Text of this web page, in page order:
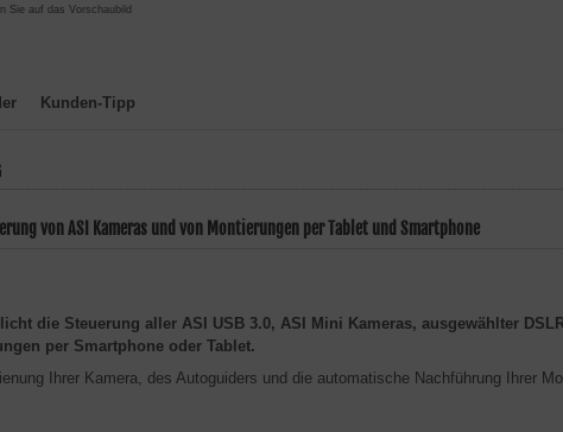
Sie auf das Vorschaubild
Kunden-Tipp
von ASI Kameras und von Montierungen per Tablet und Smartphone
die Steuerung aller ASI USB 3.0, ASI Mini Kameras, ausgewählter
per Smartphone oder Tablet.
Ihrer Kamera, des Autoguiders und die automatische Nachführung Ihrer